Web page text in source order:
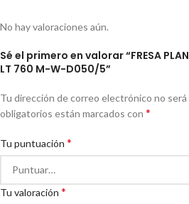
No hay valoraciones aún.
Sé el primero en valorar “FRESA
LT 760 M-W-D050/5”
Tu dirección de correo electrónico no será
obligatorios están marcados con *
Tu puntuación *
Tu valoración *